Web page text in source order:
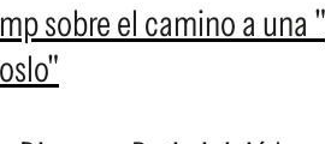
sobre el camino a una